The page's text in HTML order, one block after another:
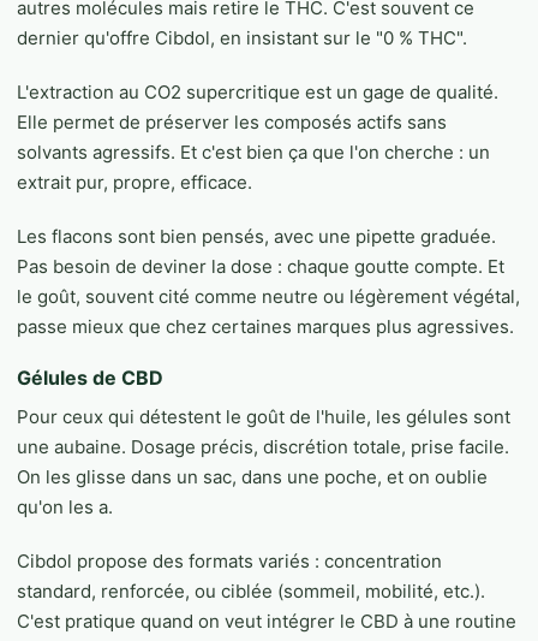
autres molécules mais retire le THC. C'est souvent ce
dernier qu'offre Cibdol, en insistant sur le "0 % THC".
L'extraction au CO2 supercritique est un gage de qualité.
Elle permet de préserver les composés actifs sans
solvants agressifs. Et c'est bien ça que l'on cherche : un
extrait pur, propre, efficace.
Les flacons sont bien pensés, avec une pipette graduée.
Pas besoin de deviner la dose : chaque goutte compte. Et
le goût, souvent cité comme neutre ou légèrement végétal,
passe mieux que chez certaines marques plus agressives.
Gélules de CBD
Pour ceux qui détestent le goût de l'huile, les gélules sont
une aubaine. Dosage précis, discrétion totale, prise facile.
On les glisse dans un sac, dans une poche, et on oublie
qu'on les a.
Cibdol propose des formats variés : concentration
standard, renforcée, ou ciblée (sommeil, mobilité, etc.).
C'est pratique quand on veut intégrer le CBD à une routine